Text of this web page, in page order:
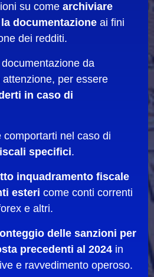
su come archiviare
documentazioneai fini
dei redditi.
da
per essere
in caso di
comportarti nel caso di
specifici.
inquadramento fiscale
esteri come conti correnti
e altri.
delle sanzioni per
precedenti al 2024in
e ravvedimento operoso.